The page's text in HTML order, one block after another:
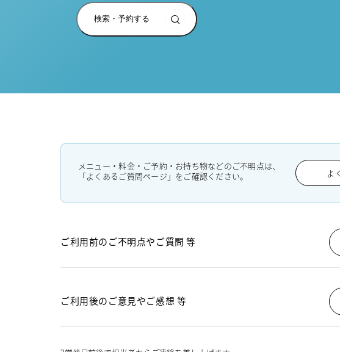
検索・予約する
メニュー・料金・ご予約・お持ち物などのご不明点は、
「よくあるご質問ページ」をご確認ください。
よ
ご利用前のご不明点やご質問 等
ご利用後のご意見やご感想 等